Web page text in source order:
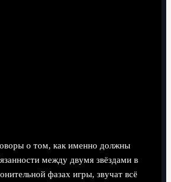
о том, как именно должны
между двумя звёздами в
фазах игры, звучат всё